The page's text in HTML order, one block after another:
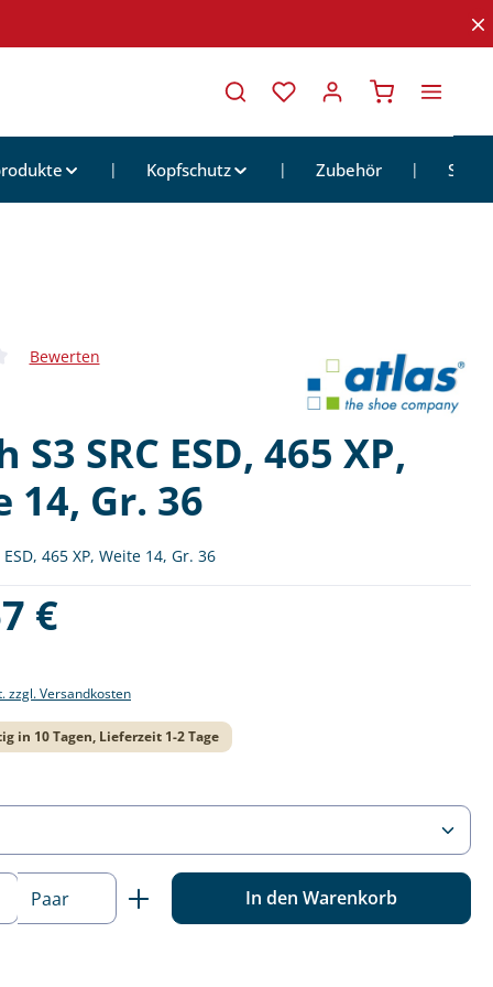
Warenkorb
Kopfschutz Zubehör
Bewerten
S3 SRC ESD, 465 XP,
14, Gr. 36
ESD, 465 XP, Weite 14, Gr. 36
€
zzgl. Versandkosten
in 10 Tagen, Lieferzeit 1-2 Tage
Gib den gewünschten Wert
Paar In den Warenkorb